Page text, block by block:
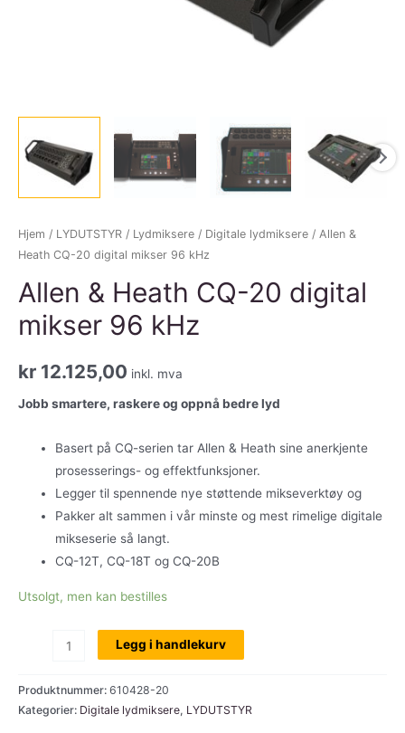
Hjem / LYDUTSTYR / Lydmiksere / Digitale lydmiksere / Allen &
Heath CQ-20 digital mikser 96 kHz
Allen & Heath CQ-20 digital
mikser 96 kHz
kr 12.125,00 inkl. mva
Jobb smartere, raskere og oppnå bedre lyd
Basert på CQ-serien tar Allen & Heath sine anerkjente
prosesserings- og effektfunksjoner.
Legger til spennende nye støttende mikseverktøy og
Pakker alt sammen i vår minste og mest rimelige digitale
mikseserie så langt.
CQ-12T, CQ-18T og CQ-20B
Utsolgt, men kan bestilles
Heath
CQ-
Legg i handlekurv
Produktnummer: 610428-20
Kategorier: Digitale lydmiksere, LYDUTSTYR